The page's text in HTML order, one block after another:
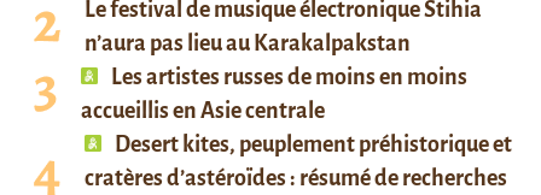
Le festival de musique électronique Stihia
n’aura pas lieu au Karakalpakstan
Les artistes russes de moins en moins
accueillis en Asie centrale
Desert kites, peuplement préhistorique et
cratères d’astéroïdes : résumé de recherches